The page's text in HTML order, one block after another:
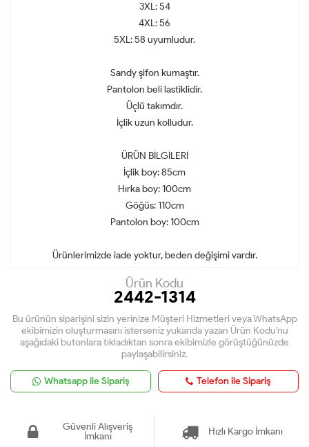
3XL: 54
4XL: 56
5XL: 58 uyumludur.
Sandy şifon kumaştır.
Pantolon beli lastiklidir.
Üçlü takımdır.
İçlik uzun kolludur.
ÜRÜN BİLGİLERİ
İçlik boy: 85cm
Hırka boy: 100cm
Göğüs: 110cm
Pantolon boy: 100cm
Ürünlerimizde iade yoktur, beden değişimi vardır.
Ürün Kodu
2442-1314
Bu ürünün siparişini sizin yerinize Müşteri Hizmetleri veya WhatsApp
ekibimizin oluşturmasını isterseniz yukarıda yazan Ürün Kodu'nu
aşağıdaki butonlara tıkladıktan sonra ekibimizle görüştüğünüzde
paylaşabilirsiniz.
Whatsapp ile Sipariş Telefon ile Sipariş
Güvenli Alışveriş
İmkanı
Hızlı Kargo İmkanı